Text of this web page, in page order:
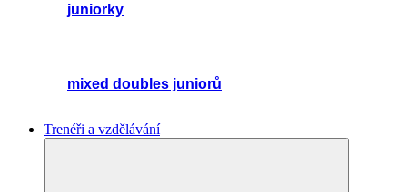
juniorky
mixed doubles juniorů
Trenéři a vzdělávání